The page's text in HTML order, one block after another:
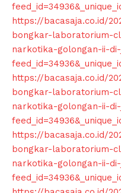
https://bacasaja.co.id/
bongkar-laboratorium-
narkotika-golongan-ii-
https://bacasaja.co.id/
bongkar-laboratorium-
narkotika-golongan-ii-
https://bacasaja.co.id/
bongkar-laboratorium-
narkotika-golongan-ii-